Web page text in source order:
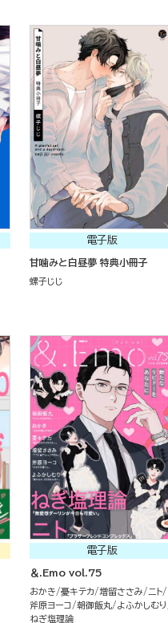
電子版
甘噛みと白昼夢 特典小冊子
螺子じじ
電子版
＆.Emo vol.75
おかき 憂キテカ 増留ささみ
ニト
斧原ヨーコ
朝御飯丸
よふかしむり
ねぎ塩理論